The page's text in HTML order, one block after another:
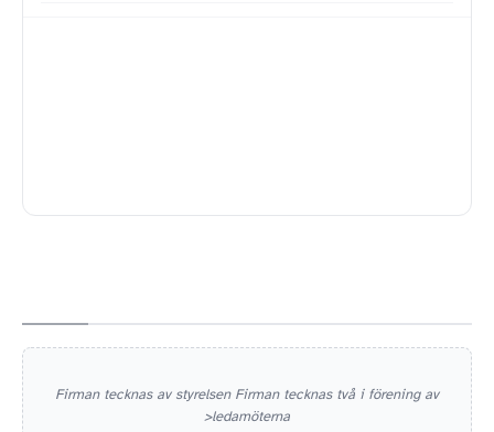
Firman tecknas av styrelsen Firman tecknas två i förening av
>ledamöterna